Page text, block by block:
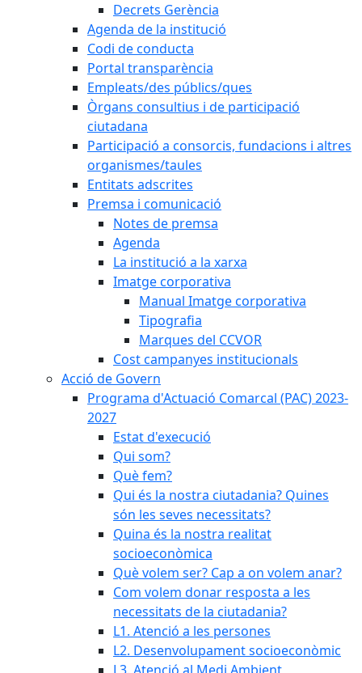
Decrets Gerència
Agenda de la institució
Codi de conducta
Portal transparència
Empleats/des públics/ques
Òrgans consultius i de participació
ciutadana
Participació a consorcis, fundacions i altres
organismes/taules
Entitats adscrites
Premsa i comunicació
Notes de premsa
Agenda
La institució a la xarxa
Imatge corporativa
Manual Imatge corporativa
Tipografia
Marques del CCVOR
Cost campanyes institucionals
Acció de Govern
Programa d'Actuació Comarcal (PAC) 2023-
2027
Estat d'execució
Qui som?
Què fem?
Qui és la nostra ciutadania? Quines
són les seves necessitats?
Quina és la nostra realitat
socioeconòmica
Què volem ser? Cap a on volem anar?
Com volem donar resposta a les
necessitats de la ciutadania?
L1. Atenció a les persones
L2. Desenvolupament socioeconòmic